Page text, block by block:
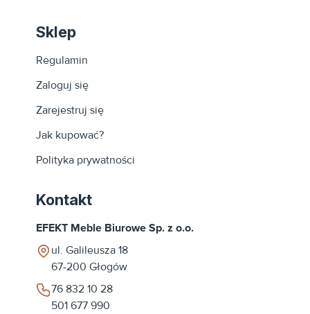
Sklep
Regulamin
Zaloguj się
Zarejestruj się
Jak kupować?
Polityka prywatności
Kontakt
EFEKT Meble Biurowe Sp. z o.o.
ul. Galileusza 18
67-200 Głogów
76 832 10 28
501 677 990